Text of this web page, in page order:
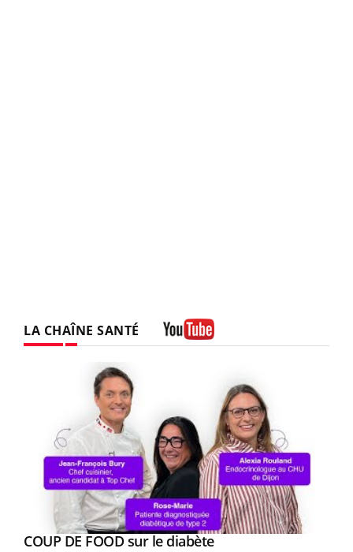
LA CHAÎNE SANTÉ
Youtube
COUP DE FOOD sur le diabèteYoutube